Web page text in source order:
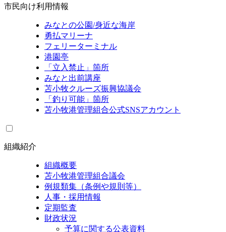
市民向け利用情報
みなとの公園/身近な海岸
勇払マリーナ
フェリーターミナル
港園亭
「立入禁止」箇所
みなと出前講座
苫小牧クルーズ振興協議会
「釣り可能」箇所
苫小牧港管理組合公式SNSアカウント
組織紹介
組織概要
苫小牧港管理組合議会
例規類集（条例や規則等）
人事・採用情報
定期監査
財政状況
予算に関する公表資料